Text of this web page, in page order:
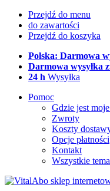
Przejdź do menu
do zawartości
Przejdź do koszyka
Polska: Darmowa
Darmowa wysyłka
24 h Wysyłka
Pomoc
Gdzie jest
Zwroty
Koszty
Opcje płatności
Kontakt
Wszystkie